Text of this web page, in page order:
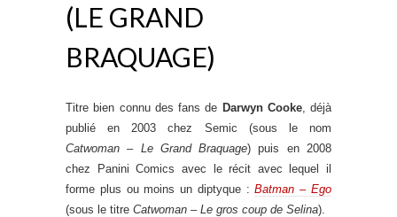
(LE GRAND
BRAQUAGE)
Titre bien connu des fans de Darwyn Cooke, déjà
publié en 2003 chez Semic (sous le nom
Catwoman – Le Grand Braquage) puis en 2008
chez Panini Comics avec le récit avec lequel il
forme plus ou moins un diptyque :Batman – Ego
(sous le titre Catwoman – Le gros coup de Selina).